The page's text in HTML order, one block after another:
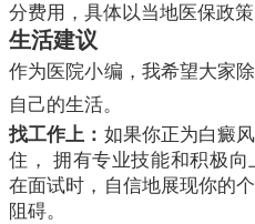
分费用，具体以当地医保政策
生活建议
作为医院小编，我希望大家
自己的生活。
找工作上： 如果你正为白癜
住， 拥有专业技能和积极向
在面试时，自信地展现你的
阻碍。